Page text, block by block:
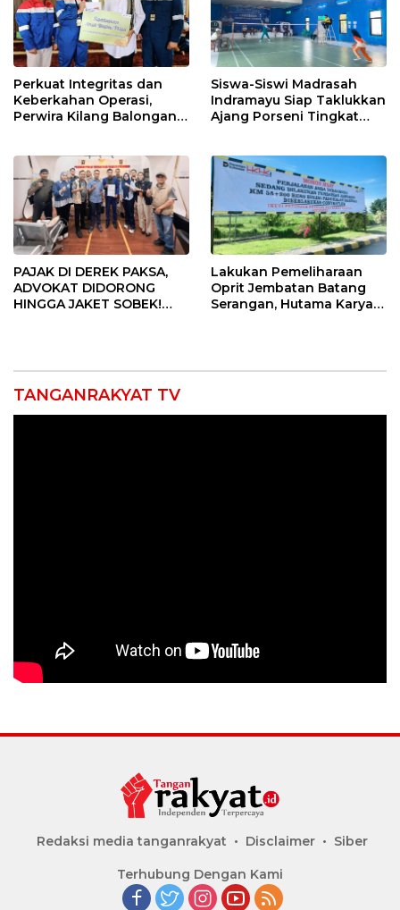
Perkuat Integritas dan
Keberkahan Operasi,
Perwira Kilang Balongan
Siswa-Siswi Madrasah
Indramayu Siap Taklukkan
Ajang Porseni Tingkat
PAJAK DI DEREK PAKSA,
ADVOKAT DIDORONG
HINGGA JAKET SOBEK!
Lakukan Pemeliharaan
Oprit Jembatan Batang
Serangan, Hutama Karya
TANGANRAKYAT TV
Redaksi media tanganrakyat Disclaimer Siber
Terhubung Dengan Kami